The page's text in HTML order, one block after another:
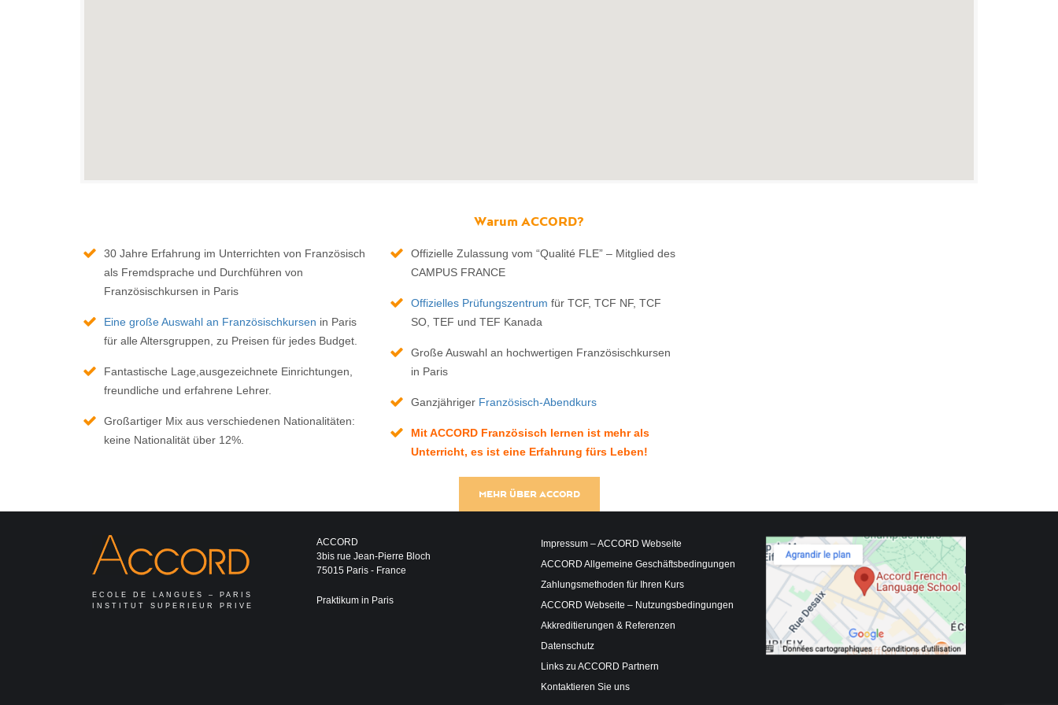
Warum ACCORD?
30 Jahre Erfahrung im Unterrichten von Französisch
als Fremdsprache und Durchführen von
Französischkursen in Paris
Eine große Auswahl an Französischkursen in Paris
für alle Altersgruppen, zu Preisen für jedes Budget.
Fantastische Lage,ausgezeichnete Einrichtungen,
freundliche und erfahrene Lehrer.
Großartiger Mix aus verschiedenen Nationalitäten:
keine Nationalität über 12%.
Offizielle Zulassung vom “Qualité FLE” – Mitglied des
CAMPUS FRANCE
Offizielles Prüfungszentrum für TCF, TCF NF, TCF
SO, TEF und TEF Kanada
Große Auswahl an hochwertigen Französischkursen
in Paris
Ganzjähriger Französisch-Abendkurs
Mit ACCORD Französisch lernen ist mehr als
Unterricht, es ist eine Erfahrung fürs Leben!
MEHR ÜBER ACCORD
ECOLE DE LANGUES – PARIS
INSTITUT SUPERIEUR PRIVE
ACCORD
3bis rue Jean-Pierre Bloch
75015 Paris - France
Praktikum in Paris
Impressum – ACCORD Webseite
ACCORD Allgemeine Geschäftsbedingungen
Zahlungsmethoden für Ihren Kurs
ACCORD Webseite – Nutzungsbedingungen
Akkreditierungen & Referenzen
Datenschutz
Links zu ACCORD Partnern
Kontaktieren Sie uns